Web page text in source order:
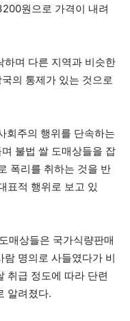
원으로 가격이 내려
하며 다른 지역과 비슷한
의 통제가 있는 것으로
회주의 행위를 단속하는
불법 쌀 도매상들을 잡
폭리를 취하는 것을 반
표적 행위로 보고 있
매상들은 국가식량판매
명의로 사들였다가 비
취급 정도에 따라 단련
알려졌다.